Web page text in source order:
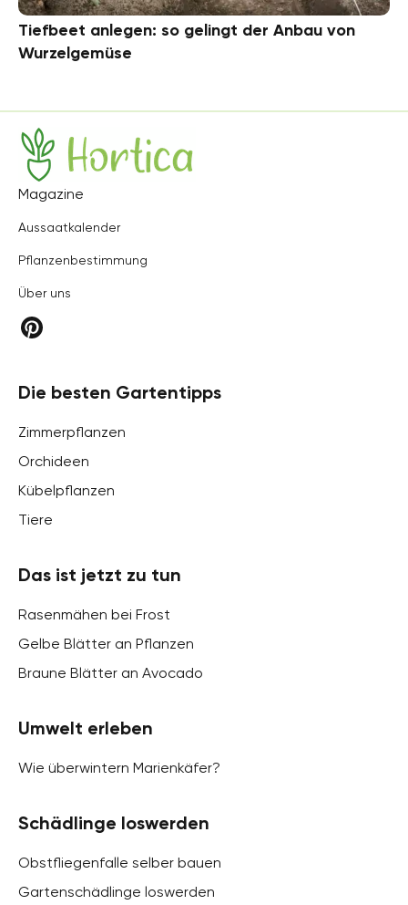
Tiefbeet anlegen: so gelingt der Anbau von
Wurzelgemüse
Hortica
Magazine
Aussaatkalender
Pflanzenbestimmung
Über uns
Die besten Gartentipps
Zimmerpflanzen
Orchideen
Kübelpflanzen
Tiere
Das ist jetzt zu tun
Rasenmähen bei Frost
Gelbe Blätter an Pflanzen
Braune Blätter an Avocado
Umwelt erleben
Wie überwintern Marienkäfer?
Schädlinge loswerden
Obstfliegenfalle selber bauen
Gartenschädlinge loswerden